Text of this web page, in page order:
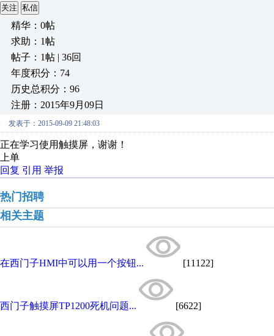
关注 私信
精华：0帖
求助：1帖
帖子：1帖 | 36回
年度积分：74
历史总积分：96
注册：2015年9月09日
发表于：2015-09-09 21:48:03
正在学习使用触摸屏，谢谢！
上单
回复 引用 举报
热门招聘
相关主题
在西门子HMI中可以用一个按钮... [11122]
西门子触摸屏TP1200死机问题... [6622]